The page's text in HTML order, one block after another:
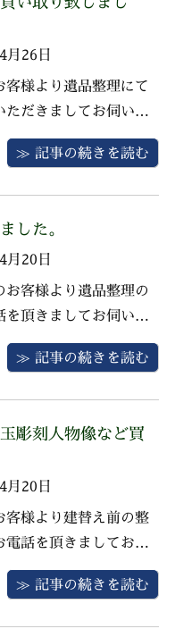
未使用で状態が良い
りました。 お問合せ
月26日
客様より遺品整理にて
ただきましてお伺いさ
きました。 お品物は勲
の勲章と勲記でお父様
勲章と勲記でしたの
満足いただける価格
りさせていただきまし
≫ 記事の続きを読む
した。
月20日
お客様より遺品整理の
を頂きましてお伺いさ
きました。 おじいさま
ある勲章、万年筆、置
で精一杯の査定をさせ
ているお品物ですの
≫ 記事の続きを読む
彫刻人物像など買
月20日
客様より建替え前の整
電話を頂きましてお伺
ただきました。 ご親戚
た中国のお品物を一点
≫ 記事の続きを読む